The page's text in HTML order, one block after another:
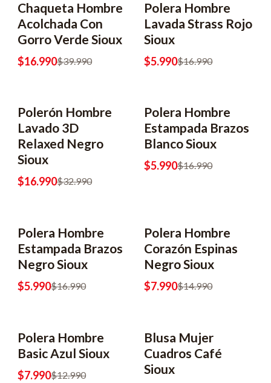
-58% OFF
Chaqueta Hombre
Acolchada Con
Gorro Verde Sioux
$16.990$39.990
-65% OFF
Polera Hombre
Lavada Strass Rojo
Sioux
$5.990$16.990
-48% OFF
Polerón Hombre
Lavado 3D
Relaxed Negro
Sioux
$16.990$32.990
-65% OFF
Polera Hombre
Estampada Brazos
Blanco Sioux
$5.990$16.990
-65% OFF
Polera Hombre
Estampada Brazos
Negro Sioux
$5.990$16.990
-47% OFF
Polera Hombre
Corazón Espinas
Negro Sioux
$7.990$14.990
-38% OFF
Polera Hombre
Basic Azul Sioux
$7.990$12.990
-60% OFF
Blusa Mujer
Cuadros Café
Sioux